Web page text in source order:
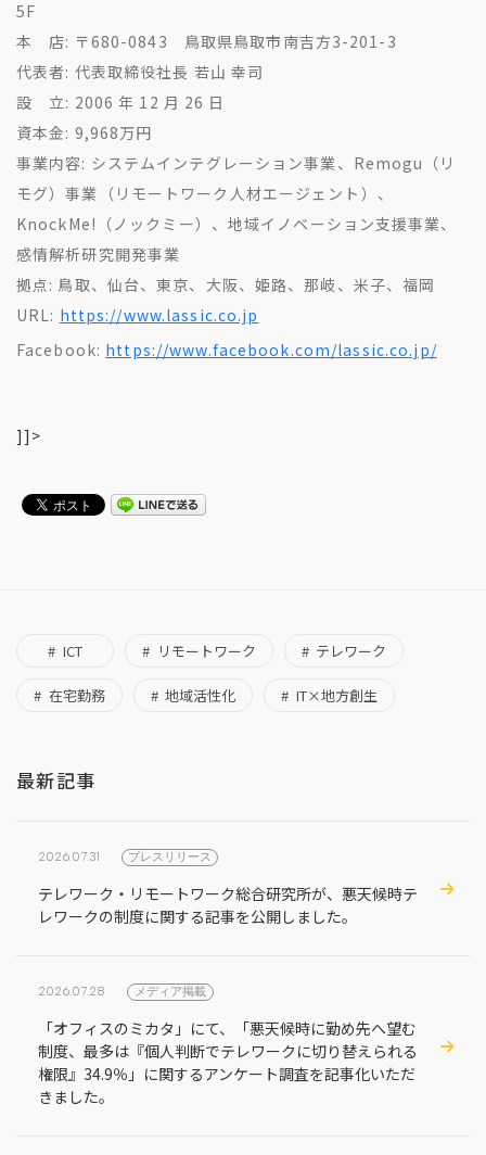
5F
本 店: 〒680-0843 鳥取県鳥取市南吉方3-201-3
代表者: 代表取締役社長 若山 幸司
設 立: 2006 年 12 月 26 日
資本金: 9,968万円
事業内容: システムインテグレーション事業、Remogu（リ
モグ）事業（リモートワーク人材エージェント）、
KnockMe!（ノックミー）、地域イノベーション支援事業、
感情解析研究開発事業
拠点: 鳥取、仙台、東京、大阪、姫路、那岐、米子、福岡
URL: https://www.lassic.co.jp
Facebook: https://www.facebook.com/lassic.co.jp/
]]>
ICT リモートワーク テレワーク
在宅勤務 地域活性化 IT×地方創生
最新記事
2026.07.31 プレスリリース
テレワーク・リモートワーク総合研究所が、悪天候時テ
レワークの制度に関する記事を公開しました。
2026.07.28 メディア掲載
「オフィスのミカタ」にて、「悪天候時に勤め先へ望む
制度、最多は『個人判断でテレワークに切り替えられる
権限』34.9％」に関するアンケート調査を記事化いただ
きました。